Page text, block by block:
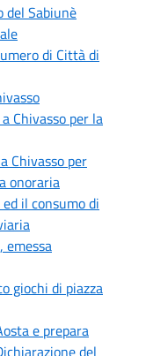
del Sabiunè
di Città di
Chivasso per la
Chivasso per
onoraria
il consumo di
emessa
giochi di piazza
e prepara
del